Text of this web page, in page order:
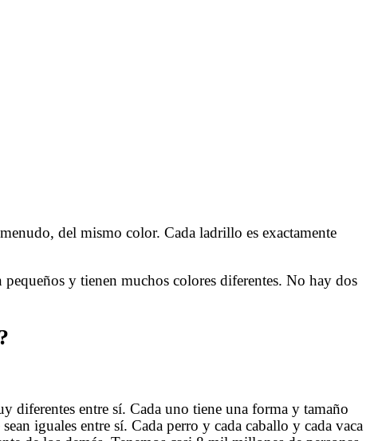
del mismo color. Cada ladrillo es exactamente
y tienen muchos colores diferentes. No hay dos
diferentes entre sí. Cada uno tiene una forma y tamaño
iguales entre sí. Cada perro y cada caballo y cada vaca